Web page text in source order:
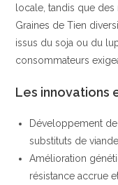
locale, tandis que
Graines de Tien
issus du soja ou du
consommateurs
Les innovations
Développement
substituts de viande.
Amélioration
résistance accrue